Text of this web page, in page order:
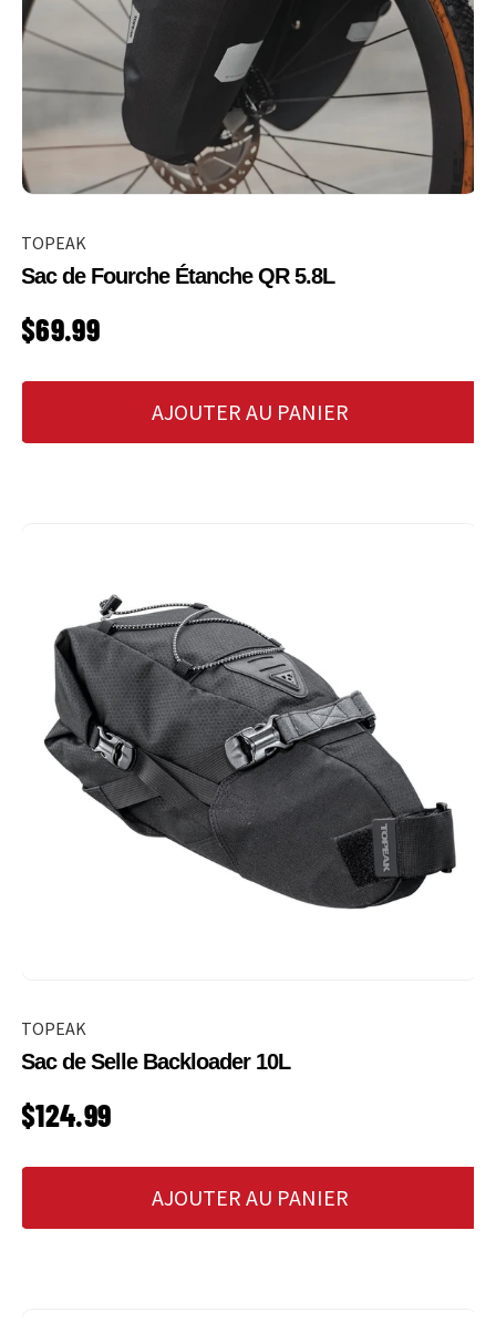
TOPEAK
Sac de Fourche Étanche QR 5.8L
PRIX HABITUEL
$69.99
AJOUTER AU PANIER
TOPEAK
Sac de Selle Backloader 10L
PRIX HABITUEL
$124.99
AJOUTER AU PANIER